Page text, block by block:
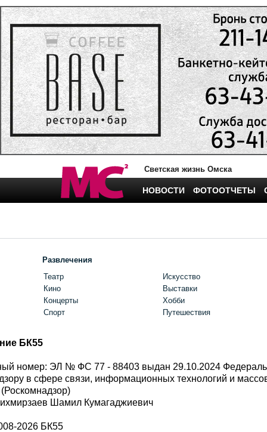
Светская жизнь Омска
НОВОСТИ ФОТООТЧЕТЫ
Развлечения
Театр
Кино
Концерты
Спорт
Искусство
Выставки
Хобби
Путешествия
БК55
номер: ЭЛ № ФС 77 - 88403 выдан 29.10.2024
в сфере связи, информационных технологий и
Шамил Кумагаджиевич
2026 БК55